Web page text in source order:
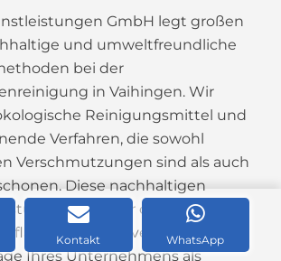
GmbH legt großen
und umweltfreundliche
bei der
in Vaihingen. Wir
Reinigungsmittel und
Verfahren, die sowohl
Verschmutzungen sind als auch
Diese nachhaltigen
nicht nur die Einhaltung
sondern verbessern
Ihres Unternehmens als
Kontakt WhatsApp